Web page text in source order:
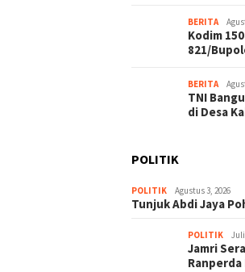
BERITA
Kodim
821/
BERITA
TNI
di Desa
POLITIK
POLITIK Agustus 3, 2026
Tunjuk Abdi Jaya
POLITIK Juli
Jamri